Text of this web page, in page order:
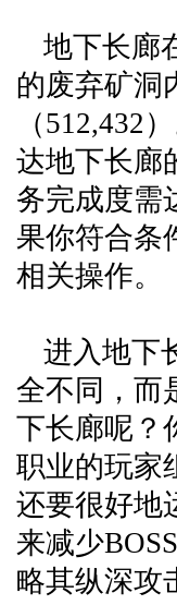
地下长廊
的废弃矿洞
（512,432
达地下长廊
务完成度需
果你符合条
相关操作。
进入地下
全不同，而
下长廊呢？
职业的玩家
还要很好地
来减少
略其纵深攻